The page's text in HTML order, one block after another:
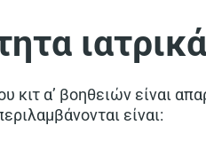
κιτ α’ βοηθειών είναι
είναι: